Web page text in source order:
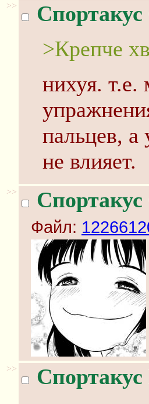
>> Спортакус
>Крепче
нихуя. т.е.
пальцев, а
не влияет.
>> Спортакус
Файл:
>> Спортакус